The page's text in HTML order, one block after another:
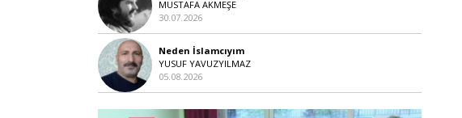
MUSTAFA AKMEŞE
30.07.2026
Neden İslamcıyım
YUSUF YAVUZYILMAZ
05.08.2026